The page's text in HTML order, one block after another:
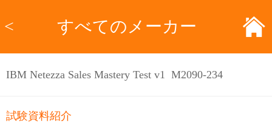
< すべてのメーカー
IBM Netezza Sales Mastery Test v1 M2090-234
試験資料紹介